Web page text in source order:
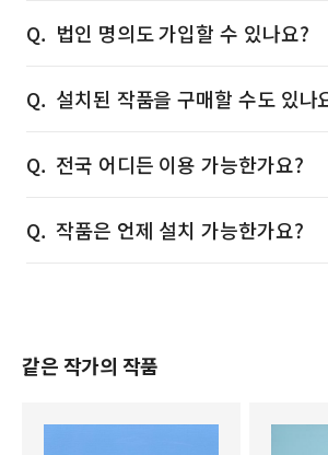
법인 명의도 가입할 수 있나요?
설치된 작품을 구매할 수도 있나
전국 어디든 이용 가능한가요?
작품은 언제 설치 가능한가요?
같은 작가의 작품